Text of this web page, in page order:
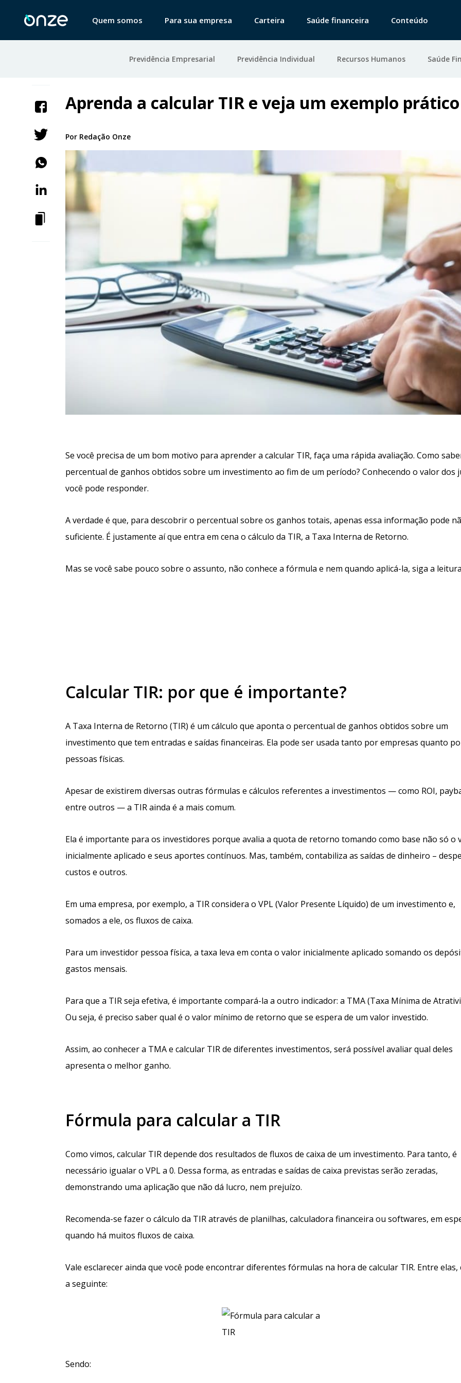
Quem somos Para sua empresa Carteira Saúde financeira Conteúdo
Previdência Empresarial Previdência Individual Recursos Humanos Saúde
Aprenda a calcular TIR e veja um exemplo prático
Por Redação Onze
Se você precisa de um bom motivo para aprender a calcular TIR, faça uma rápida avaliação. Como
percentual de ganhos obtidos sobre um investimento ao fim de um período? Conhecendo o valor dos
você pode responder.
A verdade é que, para descobrir o percentual sobre os ganhos totais, apenas essa informação pode
suficiente. É justamente aí que entra em cena o cálculo da TIR, a Taxa Interna de Retorno.
Mas se você sabe pouco sobre o assunto, não conhece a fórmula e nem quando aplicá-la, siga a
Calcular TIR: por que é importante?
A Taxa Interna de Retorno (TIR) é um cálculo que aponta o percentual de ganhos obtidos sobre um
investimento que tem entradas e saídas financeiras. Ela pode ser usada tanto por empresas quanto
pessoas físicas.
Apesar de existirem diversas outras fórmulas e cálculos referentes a investimentos — como ROI,
entre outros — a TIR ainda é a mais comum.
Ela é importante para os investidores porque avalia a quota de retorno tomando como base não só o
inicialmente aplicado e seus aportes contínuos. Mas, também, contabiliza as saídas de dinheiro –
custos e outros.
Em uma empresa, por exemplo, a TIR considera o VPL (Valor Presente Líquido) de um investimento e,
somados a ele, os fluxos de caixa.
Para um investidor pessoa física, a taxa leva em conta o valor inicialmente aplicado somando os
gastos mensais.
Para que a TIR seja efetiva, é importante compará-la a outro indicador: a TMA (Taxa Mínima de
Ou seja, é preciso saber qual é o valor mínimo de retorno que se espera de um valor investido.
Assim, ao conhecer a TMA e calcular TIR de diferentes investimentos, será possível avaliar qual deles
apresenta o melhor ganho.
Fórmula para calcular a TIR
Como vimos, calcular TIR depende dos resultados de fluxos de caixa de um investimento. Para tanto, é
necessário igualar o VPL a 0. Dessa forma, as entradas e saídas de caixa previstas serão zeradas,
demonstrando uma aplicação que não dá lucro, nem prejuízo.
Recomenda-se fazer o cálculo da TIR através de planilhas, calculadora financeira ou softwares, em
quando há muitos fluxos de caixa.
Vale esclarecer ainda que você pode encontrar diferentes fórmulas na hora de calcular TIR. Entre elas,
a seguinte:
Sendo: